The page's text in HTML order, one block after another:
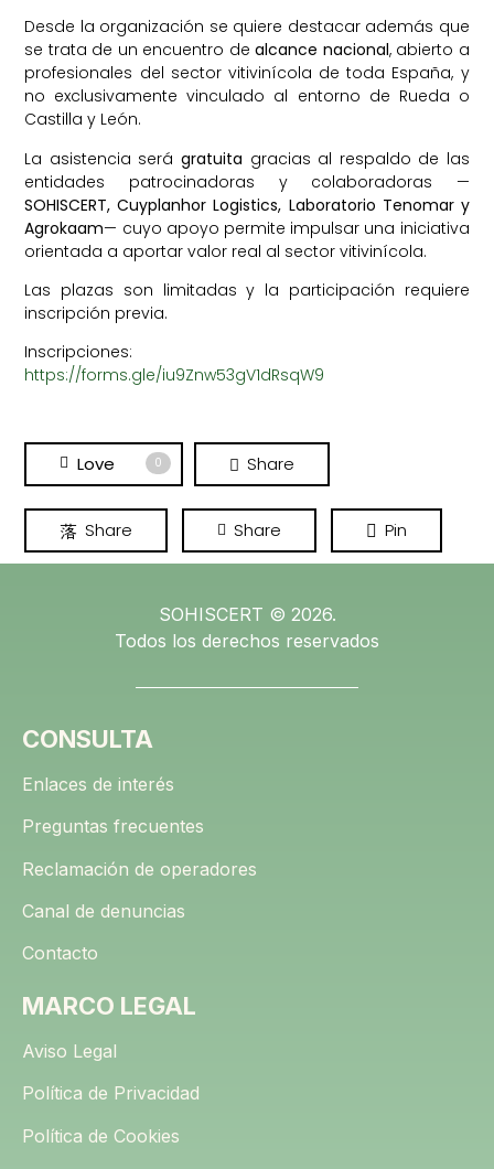
Desde la organización se quiere destacar además que
se trata de un encuentro dealcance nacional, abierto a
profesionales del sector vitivinícola de toda España, y
no exclusivamente vinculado al entorno de Rueda o
Castilla y León.
La asistencia será gratuita gracias al respaldo de las
entidades patrocinadoras y colaboradoras —
SOHISCERT, Cuyplanhor Logistics, Laboratorio Tenomar y
Agrokaam— cuyo apoyo permite impulsar una iniciativa
orientada a aportar valor real al sector vitivinícola.
Las plazas son limitadas y la participación requiere
inscripción previa.
Inscripciones:
https://forms.gle/iu9Znw53gV1dRsqW9
Love 0 Share
Share Share Pin
SOHISCERT © 2026.
Todos los derechos reservados
CONSULTA
Enlaces de interés
Preguntas frecuentes
Reclamación de operadores
Canal de denuncias
Contacto
MARCO LEGAL
Aviso Legal
Política de Privacidad
Política de Cookies